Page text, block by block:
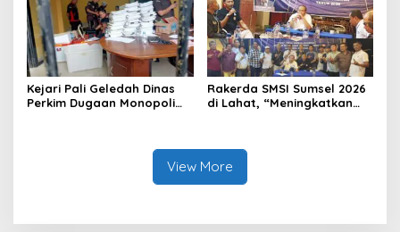
Kejari Pali Geledah Dinas
Perkim Dugaan Monopoli
Rakerda SMSI Sumsel 2026
di Lahat, “Meningkatkan
Strategis”
View More